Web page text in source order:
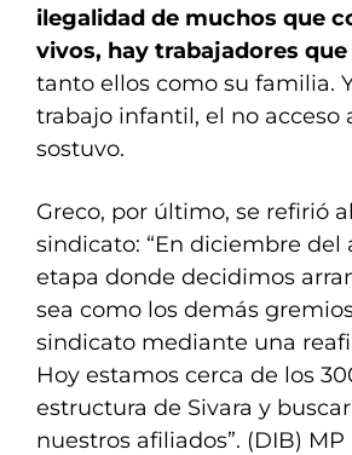
ilegalidad de muchos que
vivos, hay trabajadores
tanto ellos como su familia.
trabajo infantil, el no acceso
sostuvo.
Greco, por último, se refirió
sindicato: “En diciembre
etapa donde decidimos
sea como los demás
sindicato mediante una
Hoy estamos cerca de los
estructura de Sivara y
nuestros afiliados”. (DIB) MP